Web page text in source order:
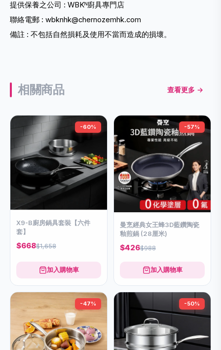
提供保養之公司 : WBKᴺ廚具專門店
聯絡電郵 : wbknhk@chernozemhk.com
備註 : 不包括自然損耗及使用不當而造成的損壞。
相關商品 查看更多 →
-60%
X9-B廚房鍋具套裝【六件
套】
$668$1,658
加入購物車
-57%
曼烹經典女王蜂3D藍鑽陶瓷
釉煎鍋 (28厘米)
$426$988
加入購物車
-47% -50%